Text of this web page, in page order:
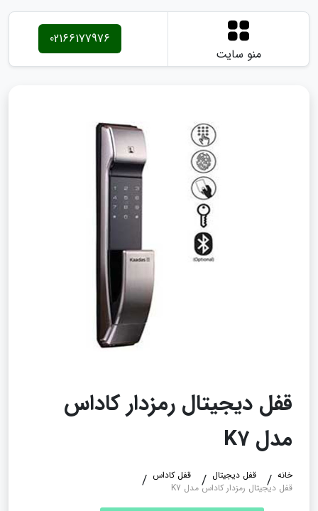
منو سایت
02166177976
قفل دیجیتال رمزدار کاداس
مدل K7
خانه قفل دیجیتال
قفل کاداس
قفل دیجیتال رمزدار کاداس مدل K7